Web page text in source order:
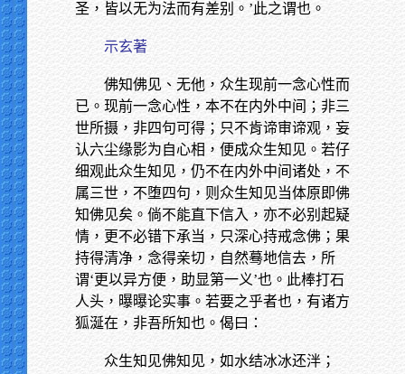
圣，皆以无为法而有差别。’此之谓也。
示玄著
佛知佛见、无他，众生现前一念心性而
已。现前一念心性，本不在内外中间；非三
世所摄，非四句可得；只不肯谛审谛观，妄
认六尘缘影为自心相，便成众生知见。若仔
细观此众生知见，仍不在内外中间诸处，不
属三世，不堕四句，则众生知见当体原即佛
知佛见矣。倘不能直下信入，亦不必别起疑
情，更不必错下承当，只深心持戒念佛；果
持得清净，念得亲切，自然蓦地信去，所
谓‘更以异方便，助显第一义’也。此棒打石
人头，曝曝论实事。若要之乎者也，有诸方
狐涎在，非吾所知也。偈曰：
众生知见佛知见，如水结冰冰还泮；